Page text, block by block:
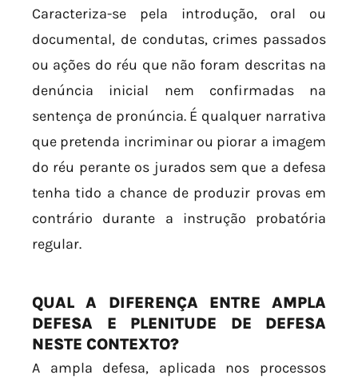
Caracteriza-se pela introdução, oral ou
documental, de condutas, crimes passados
ou ações do réu que não foram descritas na
denúncia inicial nem confirmadas na
sentença de pronúncia. É qualquer narrativa
que pretenda incriminar ou piorar a imagem
do réu perante os jurados sem que a defesa
tenha tido a chance de produzir provas em
contrário durante a instrução probatória
regular.
QUAL A DIFERENÇA ENTRE AMPLA
DEFESA E PLENITUDE DE DEFESA
NESTE CONTEXTO?
A ampla defesa, aplicada nos processos